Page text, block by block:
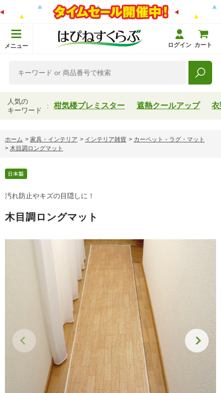
メニュー ログイン カート
人気の
キーワード
柑気楼プレミスター 遮熱クールアップ 衣
ホーム > 家具・インテリア > インテリア雑貨 > カーペット・ラグ・マット
> 木目調ロングマット
汚れ防止やキズの目隠しに！
木目調ロングマット